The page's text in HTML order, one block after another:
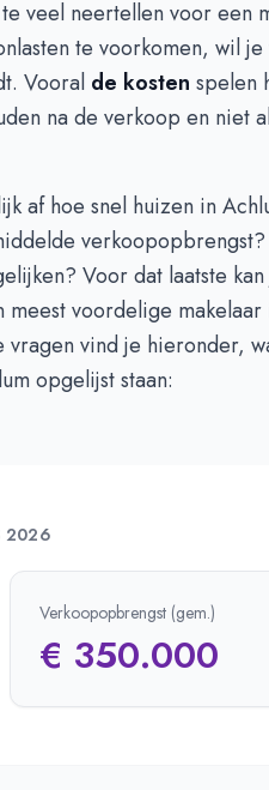
veel neertellen voor een
te voorkomen, wil
Vooral de kosten spelen
na de verkoop en niet
af hoe snel huizen in
Voor dat laatste
meest voordelige
vragen vind je hieronder,
opgelijst staan:
2026
Verkoopopbrengst (gem.)
€ 350.000